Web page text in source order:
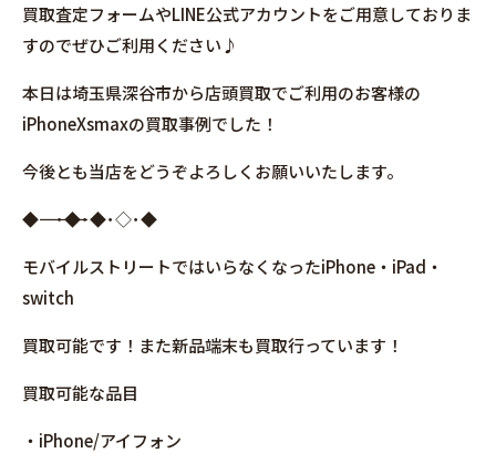
買取査定フォームやLINE公式アカウントをご用意しておりま
すのでぜひご利用ください♪
本日は埼玉県深谷市から店頭買取でご利用のお客様の
iPhoneXsmaxの買取事例でした！
今後とも当店をどうぞよろしくお願いいたします。
◆――――――――――――――――･◆･◆･◇･◆
モバイルストリートではいらなくなったiPhone・iPad・
switch
買取可能です！また新品端末も買取行っています！
買取可能な品目
・iPhone/アイフォン